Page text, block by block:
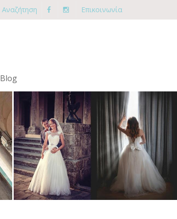
Αναζήτηση Επικοινωνία
Blog